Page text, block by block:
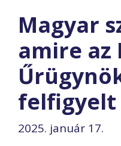
Magyar
amire az
felfigyelt
2025. január 17.